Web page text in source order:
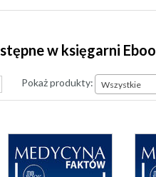
w księgarni
Pokaż produkty: Wszystkie